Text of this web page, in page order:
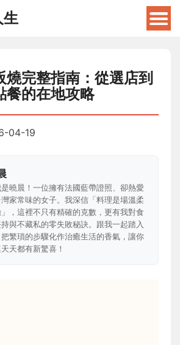
生
燒完整指南：從選店到
餐的在地攻略
04-19
曉晨！一位擁有法國藍帶證照、卻熱愛
家常味的女子。我深信「料理是場溫柔
，這裡不只有精確的克數，更有我對食
與不藏私的零失敗秘訣。跟我一起踏入
繁瑣的步驟化作治癒生活的香氣，讓你
天都有新驚喜！